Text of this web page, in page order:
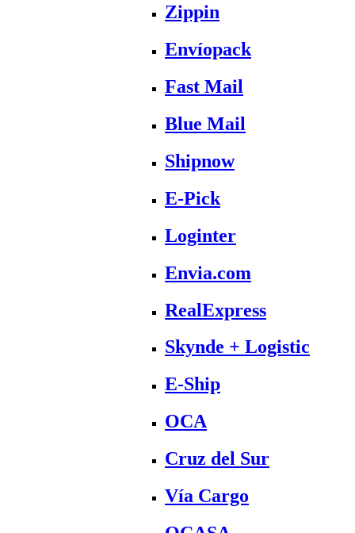
Zippin
Envíopack
Fast Mail
Blue Mail
Shipnow
E-Pick
Loginter
Envia.com
RealExpress
Skynde + Logistic
E-Ship
OCA
Cruz del Sur
Vía Cargo